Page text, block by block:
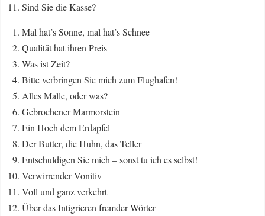
Sind Sie die Kasse?
Mal hat’s Sonne, mal hat’s Schnee
Qualität hat ihren Preis
Was ist Zeit?
Bitte verbringen Sie mich zum Flughafen!
Alles Malle, oder was?
Gebrochener Marmorstein
Ein Hoch dem Erdapfel
Der Butter, die Huhn, das Teller
Entschuldigen Sie mich – sonst tu ich es selbst!
Verwirrender Vonitiv
Voll und ganz verkehrt
Über das Intigrieren fremder Wörter